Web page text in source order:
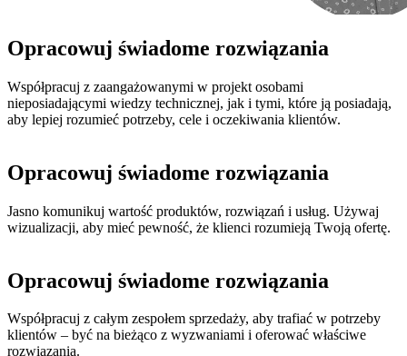
Opracowuj świadome rozwiązania
Współpracuj z zaangażowanymi w projekt osobami
nieposiadającymi wiedzy technicznej, jak i tymi, które ją posiadają,
aby lepiej rozumieć potrzeby, cele i oczekiwania klientów.
Opracowuj świadome rozwiązania
Jasno komunikuj wartość produktów, rozwiązań i usług. Używaj
wizualizacji, aby mieć pewność, że klienci rozumieją Twoją ofertę.
Opracowuj świadome rozwiązania
Współpracuj z całym zespołem sprzedaży, aby trafiać w potrzeby
klientów – być na bieżąco z wyzwaniami i oferować właściwe
rozwiązania.